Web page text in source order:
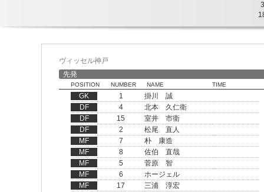
3
ヴィッセル神戸
先発
POSITION NUMBER NAME TIME
GK 1
掛川 誠
DF
4
北本 久仁衛
DF
15
室井 市衛
DF
2
松尾 直人
MF
7
朴 康造
MF
8
佐伯 直哉
MF
5
菅原 智
MF
6
ホージェル
MF
17
三浦 淳宏